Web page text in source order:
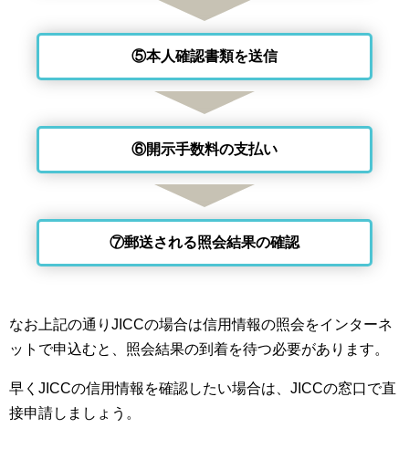
⑤本人確認書類を送信
⑥開示手数料の支払い
⑦郵送される照会結果の確認
なお上記の通りJICCの場合は信用情報の照会をインターネ
ットで申込むと、照会結果の到着を待つ必要があります。
早くJICCの信用情報を確認したい場合は、JICCの窓口で直
接申請しましょう。